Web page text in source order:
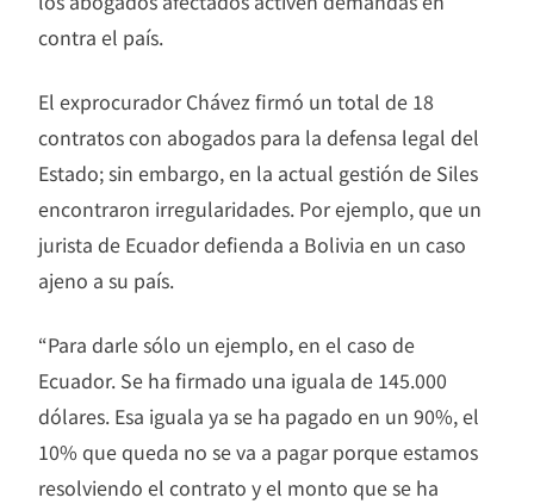
contra el país.
El exprocurador Chávez firmó un total de 18
contratos con abogados para la defensa legal del
Estado; sin embargo, en la actual gestión de Siles
encontraron irregularidades. Por ejemplo, que un
jurista de Ecuador defienda a Bolivia en un caso
ajeno a su país.
“Para darle sólo un ejemplo, en el caso de
Ecuador. Se ha firmado una iguala de 145.000
dólares. Esa iguala ya se ha pagado en un 90%, el
10% que queda no se va a pagar porque estamos
resolviendo el contrato y el monto que se ha